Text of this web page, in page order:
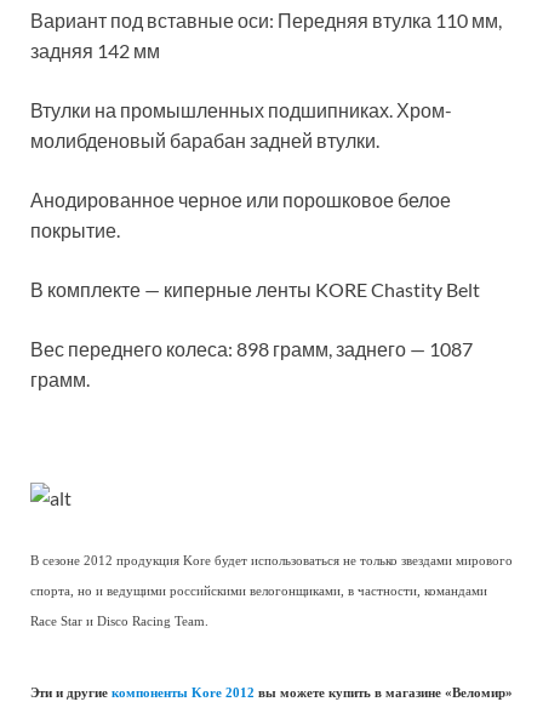
Вариант под вставные оси: Передняя втулка 110 мм,
задняя 142 мм
Втулки на промышленных подшипниках. Хром-
молибденовый барабан задней втулки.
Анодированное черное или порошковое белое
покрытие.
В комплекте — киперные ленты KORE Chastity Belt
Вес переднего колеса: 898 грамм, заднего — 1087
грамм.
В сезоне 2012 продукция Kore будет использоваться не только звездами мирового
спорта, но и ведущими российскими велогонщиками, в частности, командами
Race Star и Disco Racing Team.
Эти и другие компоненты Kore 2012 вы можете купить в магазине «Веломир»